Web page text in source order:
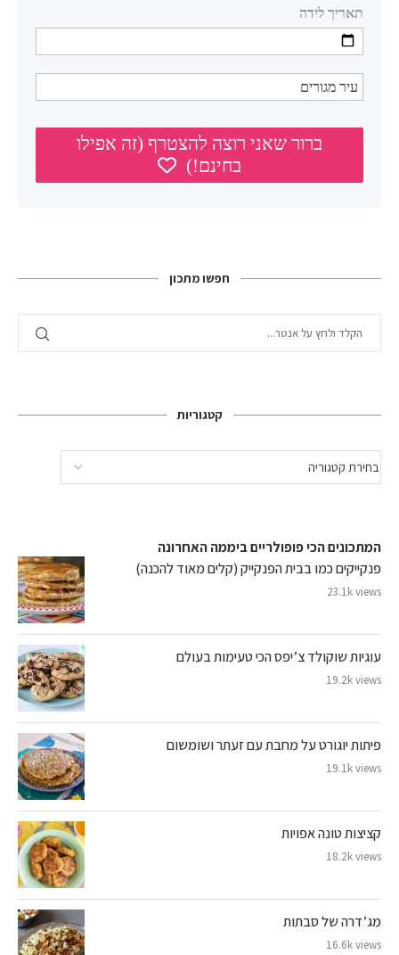
חפשו מתכון
קטגוריות
המתכונים הכי פופולריים ביממה האחרונה
פנקייקים כמו בבית הפנקייק (קלים מאוד להכנה)
23.1k views
עוגיות שוקולד צ’יפס הכי טעימות בעולם
19.2k views
פיתות יוגורט על מחבת עם זעתר ושומשום
19.1k views
קציצות טונה אפויות
18.2k views
מג’דרה של סבתות
16.6k views